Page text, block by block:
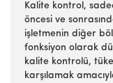
Kalite kontrol,
öncesi ve
işletmenin diğer
fonksiyon olarak
kalite kontrolü,
karşılamak